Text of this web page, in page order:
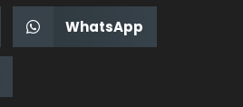
WhatsApp